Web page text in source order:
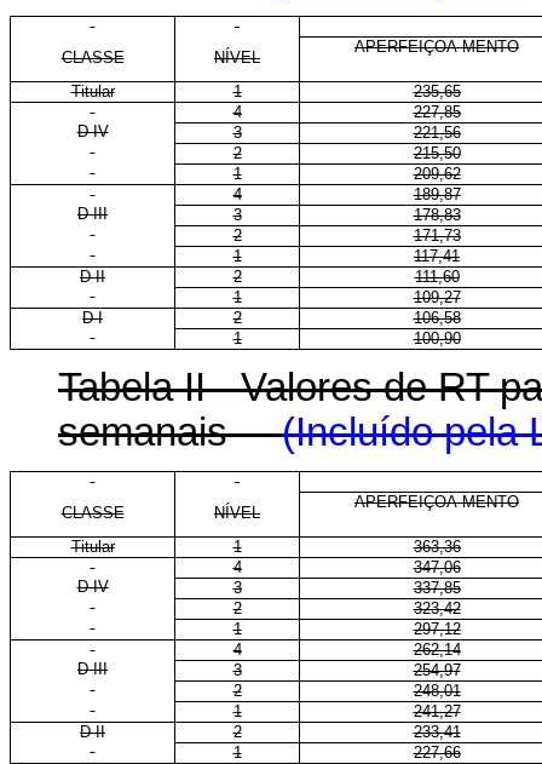
CLASSE NÍVEL
APERFEIÇOA-MENTO
Titular 1
235,65
4
227,85
D IV
3
221,56
2
215,50
1
209,62
4
189,87
D III
3
178,83
2
171,73
1
117,41
D II
2
111,60
1
109,27
D I
2
106,58
1
100,90
Tabela II - Valores de RT
semanais(Incluído pela
CLASSE NÍVEL
APERFEIÇOA-MENTO
Titular 1
363,36
4
347,06
D IV
3
337,85
2
323,42
1
297,12
4
262,14
D III
3
254,97
2
248,01
1
241,27
D II
2
233,41
1
227,66